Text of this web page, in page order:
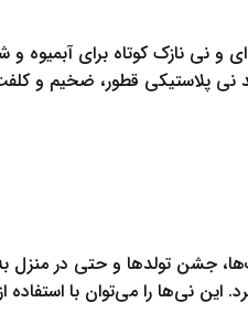
و نی نازک کوتاه برای آبمیوه
نی پلاستیکی قطور، ضخیم
جشن تولد‌ها و حتی در منزل
نی‌ها را می‌توان با استفاده